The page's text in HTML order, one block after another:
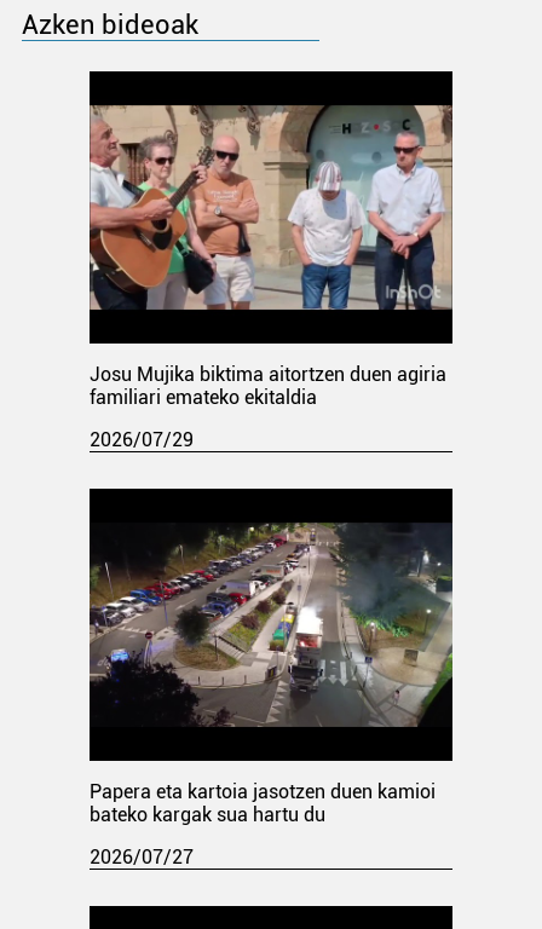
Azken bideoak
Josu Mujika biktima aitortzen duen agiria
familiari emateko ekitaldia
2026/07/29
Papera eta kartoia jasotzen duen kamioi
bateko kargak sua hartu du
2026/07/27